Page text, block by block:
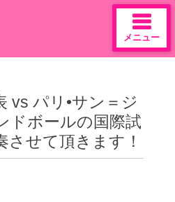
メニュー
vs パリ•サン＝ジ
ボールの国際試
させて頂きます！